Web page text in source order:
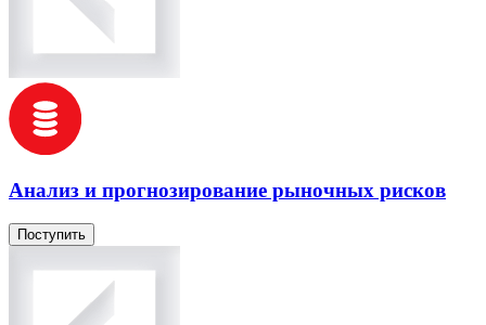
Анализ и прогнозирование рыночных рисков
Поступить